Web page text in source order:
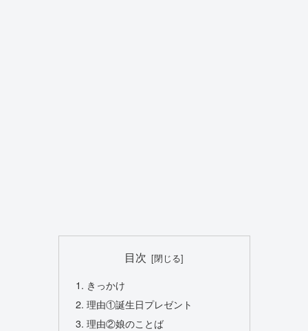
目次
きっかけ
理由①誕生日プレゼント
理由②娘のことば